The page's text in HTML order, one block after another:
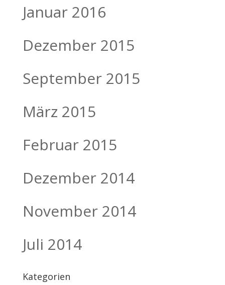
Januar 2016
Dezember 2015
September 2015
März 2015
Februar 2015
Dezember 2014
November 2014
Juli 2014
Kategorien